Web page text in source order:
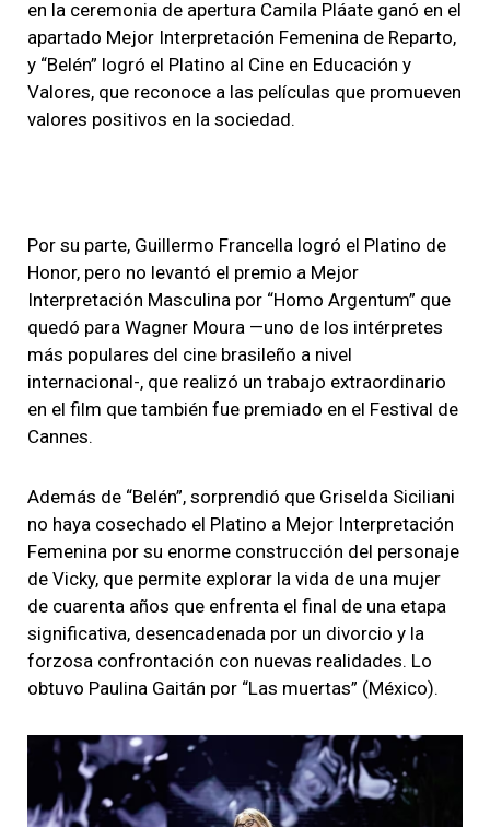
en la ceremonia de apertura Camila Pláate ganó en el
apartado Mejor Interpretación Femenina de Reparto,
y “Belén” logró el Platino al Cine en Educación y
Valores, que reconoce a las películas que promueven
valores positivos en la sociedad.
Por su parte, Guillermo Francella logró el Platino de
Honor, pero no levantó el premio a Mejor
Interpretación Masculina por “Homo Argentum” que
quedó para Wagner Moura —uno de los intérpretes
más populares del cine brasileño a nivel
internacional-, que realizó un trabajo extraordinario
en el film que también fue premiado en el Festival de
Cannes.
Además de “Belén”, sorprendió que Griselda Siciliani
no haya cosechado el Platino a Mejor Interpretación
Femenina por su enorme construcción del personaje
de Vicky, que permite explorar la vida de una mujer
de cuarenta años que enfrenta el final de una etapa
significativa, desencadenada por un divorcio y la
forzosa confrontación con nuevas realidades. Lo
obtuvo Paulina Gaitán por “Las muertas” (México).